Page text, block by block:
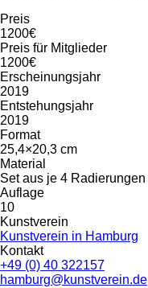
Preis
1200€
Preis für Mitglieder
1200€
Erscheinungsjahr
2019
Entstehungsjahr
2019
Format
25,4×20,3 cm
Material
Set aus je 4 Radierungen
Auflage
10
Kunstverein
Kunstverein in Hamburg
Kontakt
+49 (0) 40 322157
hamburg@kunstverein.de